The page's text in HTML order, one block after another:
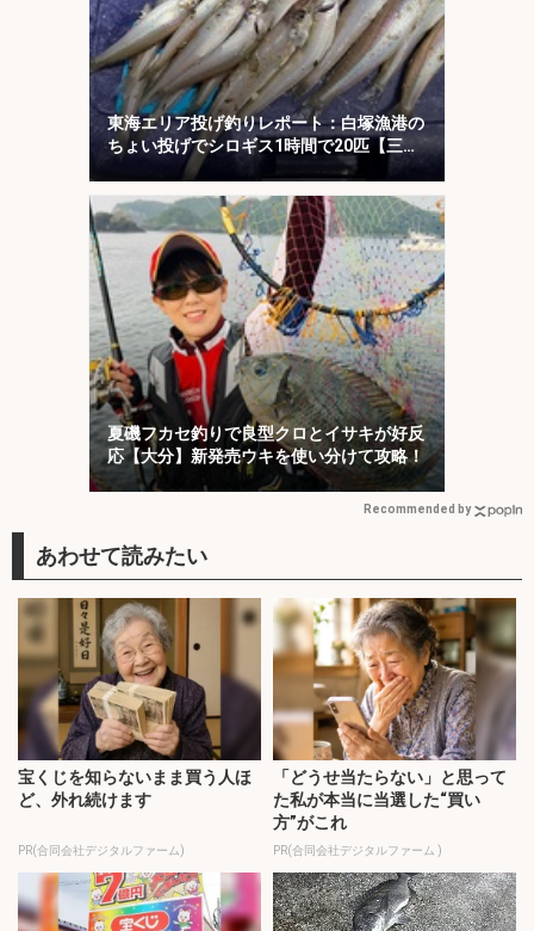
東海エリア投げ釣りレポート：白塚漁港の
ちょい投げでシロギス1時間で20匹【三
夏磯フカセ釣りで良型クロとイサキが好反
応【大分】新発売ウキを使い分けて攻略！
Recommended by
宝くじを知らないまま買う人ほ
ど、外れ続けます
PR(合同会社デジタルファーム)
「どうせ当たらない」と思って
た私が本当に当選した“買い
方”がこれ
PR(合同会社デジタルファーム )